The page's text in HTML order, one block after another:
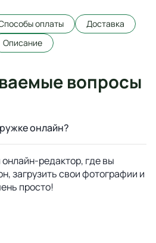
оплаты
Доставка
Описание
вопросы
онлайн?
редактор, где вы
загрузить свои фотографии и
просто!